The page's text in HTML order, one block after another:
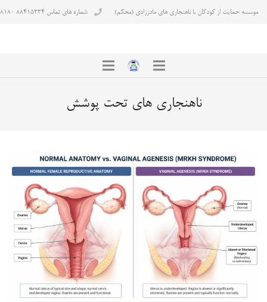
موسسه حمایت از کودکان با ناهنجاری های مادرزادی (محکم) شماره های تماس ۸۸۴۱۵۳۳۴ ۸۸۴۳۸۱۸۰
ناهنجاری های تحت پوشش